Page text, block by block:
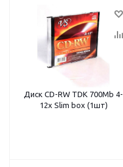
Диск CD-RW TDK 700Mb 4-
12x Slim box (1шт)